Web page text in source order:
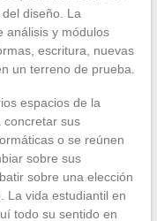
diseño. La
análisis y módulos
escritura, nuevas
un terreno de prueba.
espacios de la
concretar sus
o se reúnen
sobre sus
sobre una elección
La vida estudiantil en
todo su sentido en